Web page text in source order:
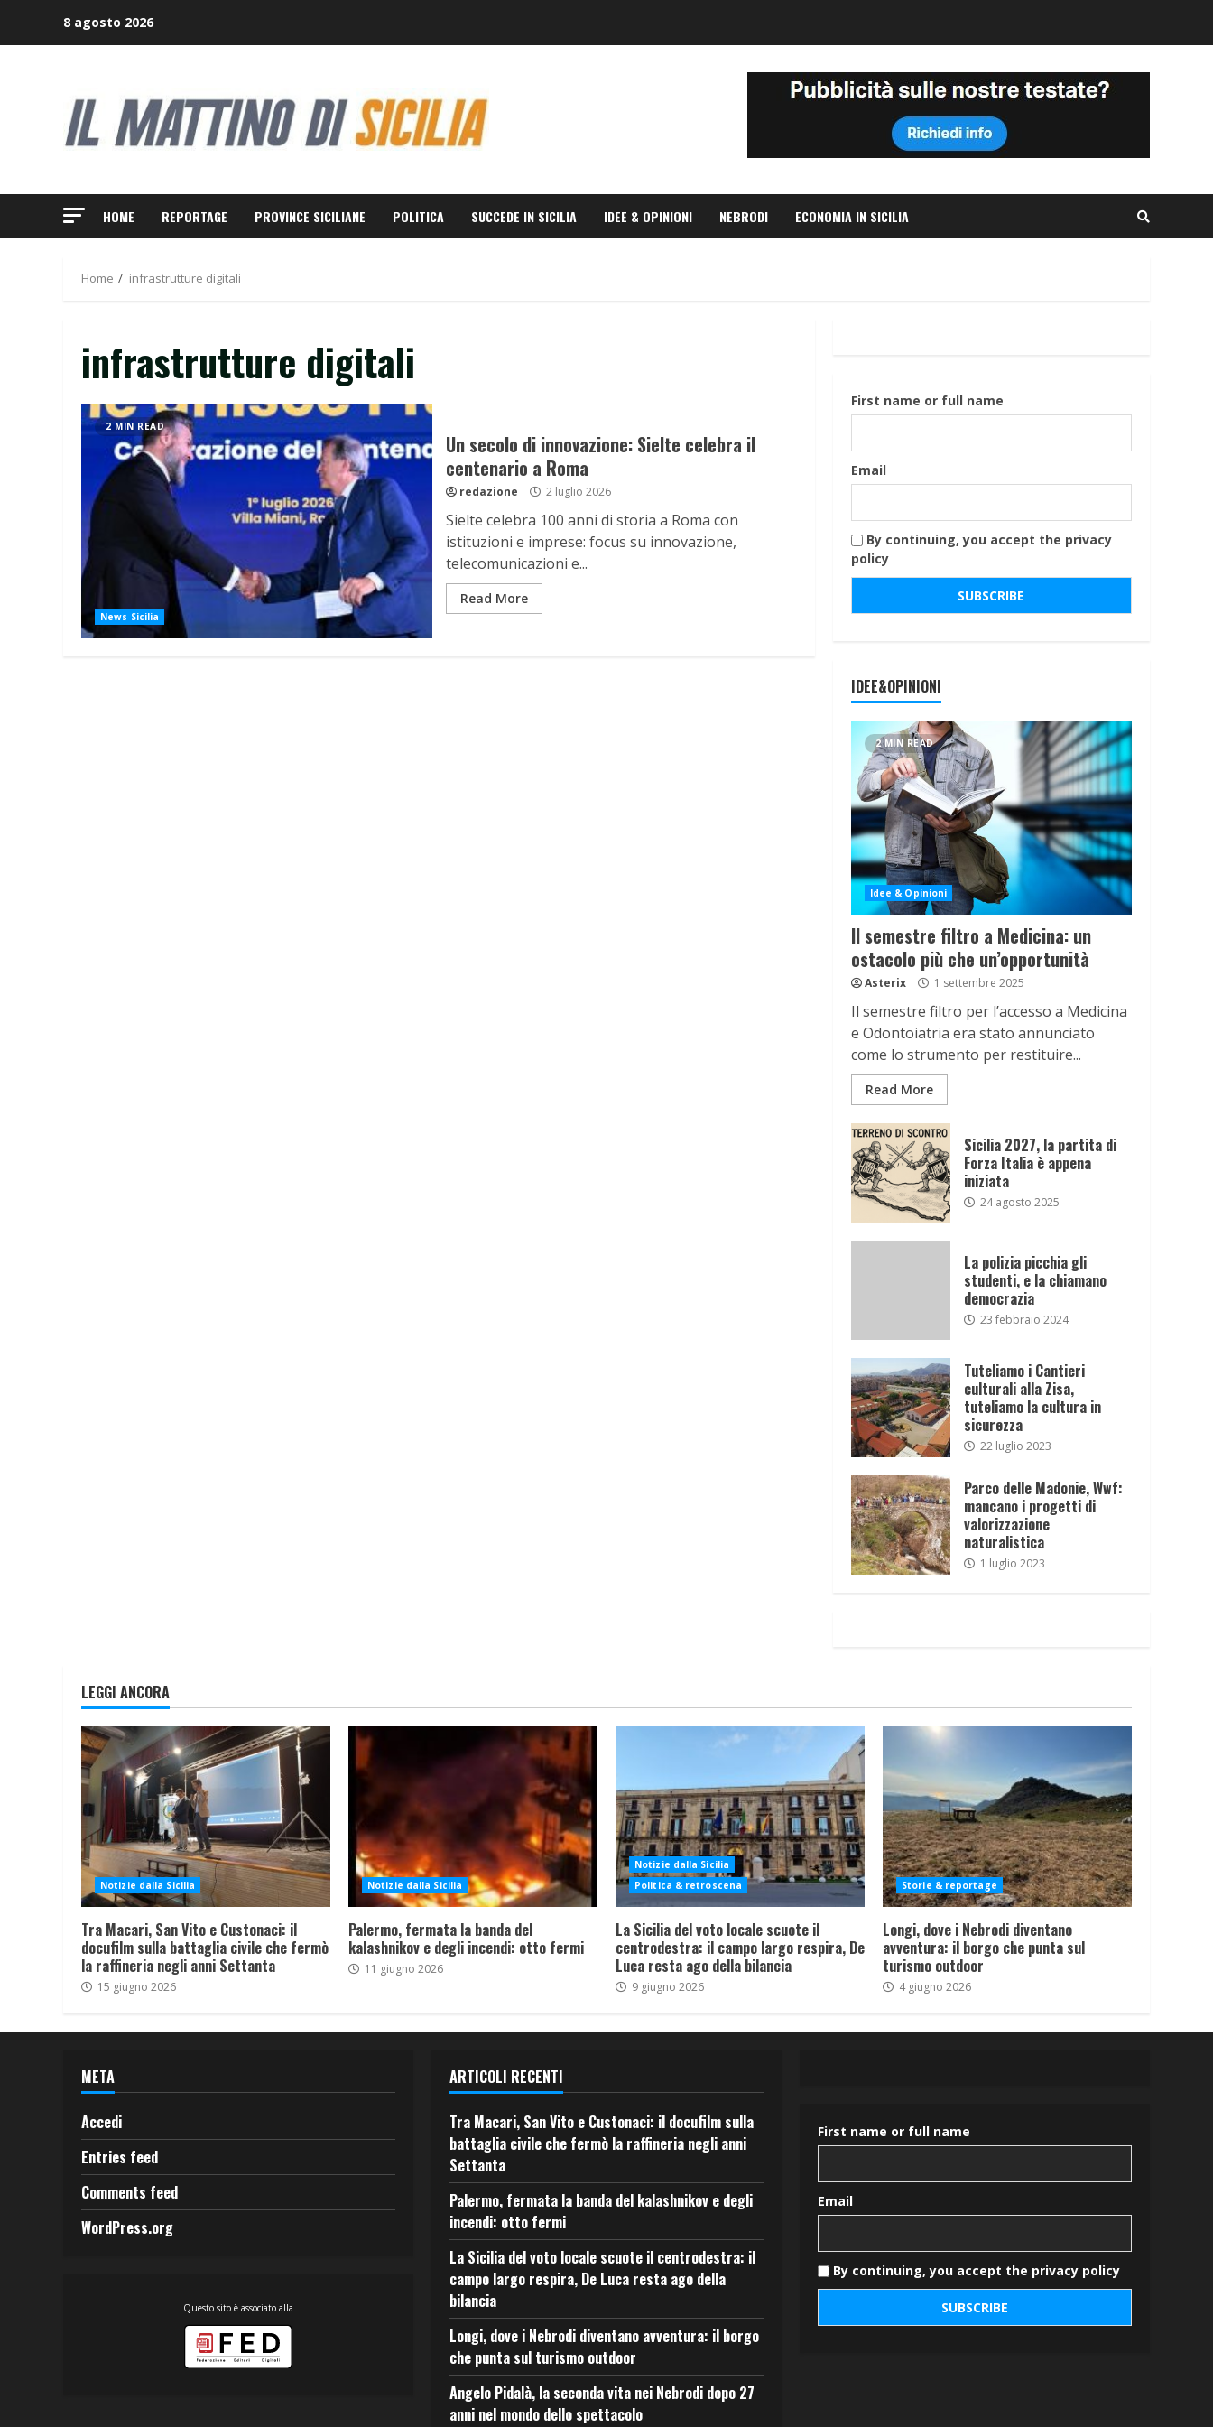
8 agosto 2026
HOME REPORTAGE PROVINCE SICILIANE POLITICA SUCCEDE IN SICILIA IDEE & OPINIONI NEBRODI ECONOMIA IN SICILIA
Home infrastrutture digitali
infrastrutture digitali
2 MIN READ
News Sicilia
Un secolo di innovazione: Sielte celebra il
centenario a Roma
redazione 2 luglio 2026
Sielte celebra 100 anni di storia a Roma con
istituzioni e imprese: focus su innovazione,
telecomunicazioni e...
Read More
First name or full name
Email
By continuing, you accept the privacy
policy
IDEE&OPINIONI
2 MIN READ
Idee & Opinioni
Il semestre filtro a Medicina: un
ostacolo più che un’opportunità
Asterix 1 settembre 2025
Il semestre filtro per l’accesso a Medicina
e Odontoiatria era stato annunciato
come lo strumento per restituire...
Read More
Sicilia 2027, la partita di
Forza Italia è appena
iniziata
24 agosto 2025
La polizia picchia gli
studenti, e la chiamano
democrazia
23 febbraio 2024
Tuteliamo i Cantieri
culturali alla Zisa,
tuteliamo la cultura in
sicurezza
22 luglio 2023
Parco delle Madonie, Wwf:
mancano i progetti di
valorizzazione
naturalistica
1 luglio 2023
LEGGI ANCORA
Notizie dalla Sicilia
Tra Macari, San Vito e Custonaci: il
docufilm sulla battaglia civile che fermò
la raffineria negli anni Settanta
15 giugno 2026
Notizie dalla Sicilia
Palermo, fermata la banda del
kalashnikov e degli incendi: otto fermi
11 giugno 2026
Notizie dalla Sicilia
Politica & retroscena
La Sicilia del voto locale scuote il
centrodestra: il campo largo respira, De
Luca resta ago della bilancia
9 giugno 2026
Storie & reportage
Longi, dove i Nebrodi diventano
avventura: il borgo che punta sul
turismo outdoor
4 giugno 2026
META
Accedi
Entries feed
Comments feed
WordPress.org
Questo sito è associato alla
ARTICOLI RECENTI
Tra Macari, San Vito e Custonaci: il docufilm sulla
battaglia civile che fermò la raffineria negli anni
Settanta
Palermo, fermata la banda del kalashnikov e degli
incendi: otto fermi
La Sicilia del voto locale scuote il centrodestra: il
campo largo respira, De Luca resta ago della
bilancia
Longi, dove i Nebrodi diventano avventura: il borgo
che punta sul turismo outdoor
Angelo Pidalà, la seconda vita nei Nebrodi dopo 27
anni nel mondo dello spettacolo
First name or full name
Email
By continuing, you accept the privacy policy